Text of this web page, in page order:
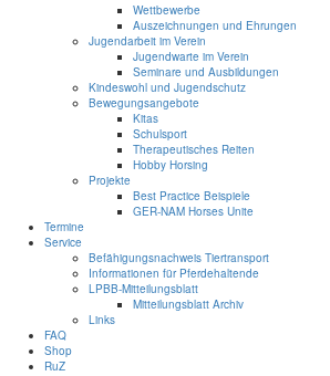
Wettbewerbe
Auszeichnungen und Ehrungen
Jugendarbeit im Verein
Jugendwarte im Verein
Seminare und Ausbildungen
Kindeswohl und Jugendschutz
Bewegungsangebote
Kitas
Schulsport
Therapeutisches Reiten
Hobby Horsing
Projekte
Best Practice Beispiele
GER-NAM Horses Unite
Termine
Service
Befähigungsnachweis Tiertransport
Informationen für Pferdehaltende
LPBB-Mitteilungsblatt
Mitteilungsblatt Archiv
Links
FAQ
Shop
RuZ